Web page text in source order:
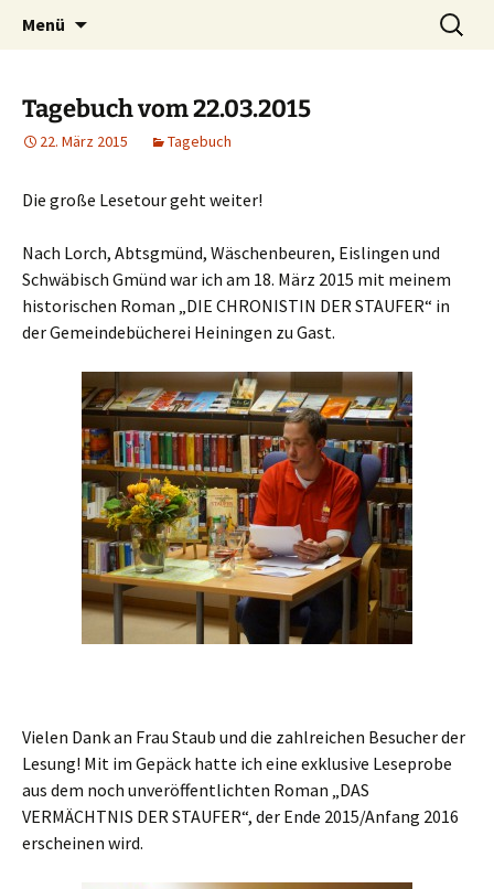
Timo Bader
Willkommen im Reich der Geschichten
Menü
Tagebuch vom 22.03.2015
22. März 2015 Tagebuch
Die große Lesetour geht weiter!
Nach Lorch, Abtsgmünd, Wäschenbeuren, Eislingen und
Schwäbisch Gmünd war ich am 18. März 2015 mit meinem
historischen Roman „DIE CHRONISTIN DER STAUFER“ in
der Gemeindebücherei Heiningen zu Gast.
Vielen Dank an Frau Staub und die zahlreichen Besucher der
Lesung! Mit im Gepäck hatte ich eine exklusive Leseprobe
aus dem noch unveröffentlichten Roman „DAS
VERMÄCHTNIS DER STAUFER“, der Ende 2015/Anfang 2016
erscheinen wird.